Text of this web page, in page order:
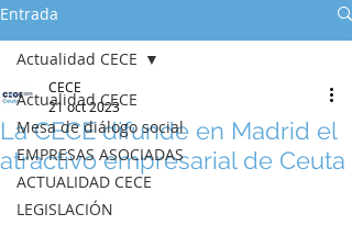
Entrada
Actualidad CECE
Mesa de diálogo social
EMPRESAS ASOCIADAS
ACTUALIDAD CECE
LEGISLACIÓN
Actualidad CECE
La CECE difunde en Madrid el
atractivo empresarial de Ceuta
CECE
21 oct 2023